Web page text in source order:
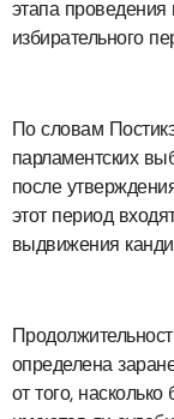
этапа проведения
избирательного
По словам
парламентских
после
этот период
выдвижения
определена
от того,